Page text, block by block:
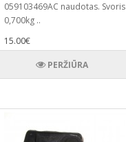
059103469AC naudotas. Svoris
0,700kg ..
15.00€
PERŽIŪRA